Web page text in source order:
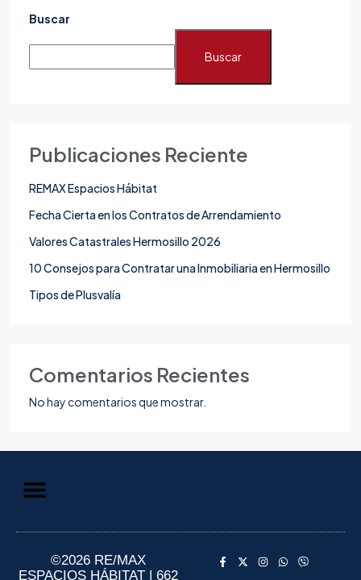
Buscar
Buscar
Publicaciones Reciente
REMAX Espacios Hábitat
Fecha Cierta en los Contratos de Arrendamiento
Valores Catastrales Hermosillo 2026
10 Consejos para Contratar una Inmobiliaria en Hermosillo
Tipos de Plusvalía
Comentarios Recientes
No hay comentarios que mostrar.
©2026 RE/MAX
ESPACIOS HÁBITAT | 662